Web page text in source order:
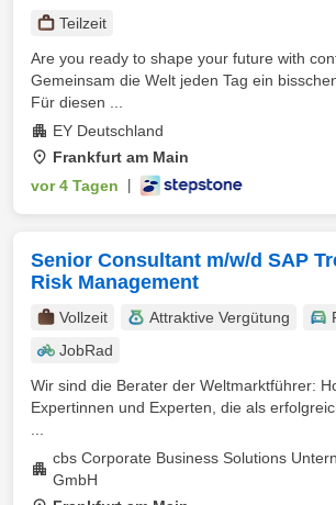
Teilzeit
Are you ready to shape your future with
Gemeinsam die Welt jeden Tag ein
Für diesen ...
EY Deutschland
Frankfurt am Main
vor 4 Tagen
Senior Consultant m/w/d SAP
Risk Management
Vollzeit Attraktive Vergütung
JobRad
Wir sind die Berater der Weltmarktführer:
Expertinnen und Experten, die als
cbs Corporate Business Solutions
GmbH